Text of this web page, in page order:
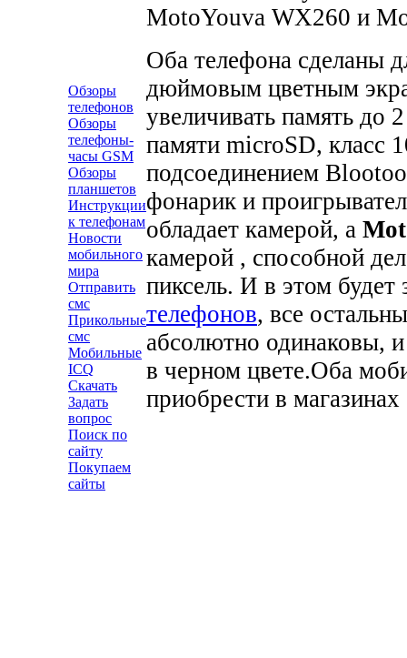
Обзоры
телефонов
Обзоры
телефоны-
часы GSM
Обзоры
планшетов
Инструкции
к телефонам
Новости
мобильного
мира
Отправить
смс
Прикольные
смс
Мобильные
ICQ
Скачать
Задать
вопрос
Поиск по
сайту
Покупаем
сайты
Оба телефона сделаны
дюймовым цветным
увеличивать память до
памяти microSD, класс
подсоединением
фонарик и
обладает камерой, а
камерой , способной
пиксель. И в этом будет
телефонов, все
абсолютно одинаковы,
в черном цвете.Оба
приобрести в